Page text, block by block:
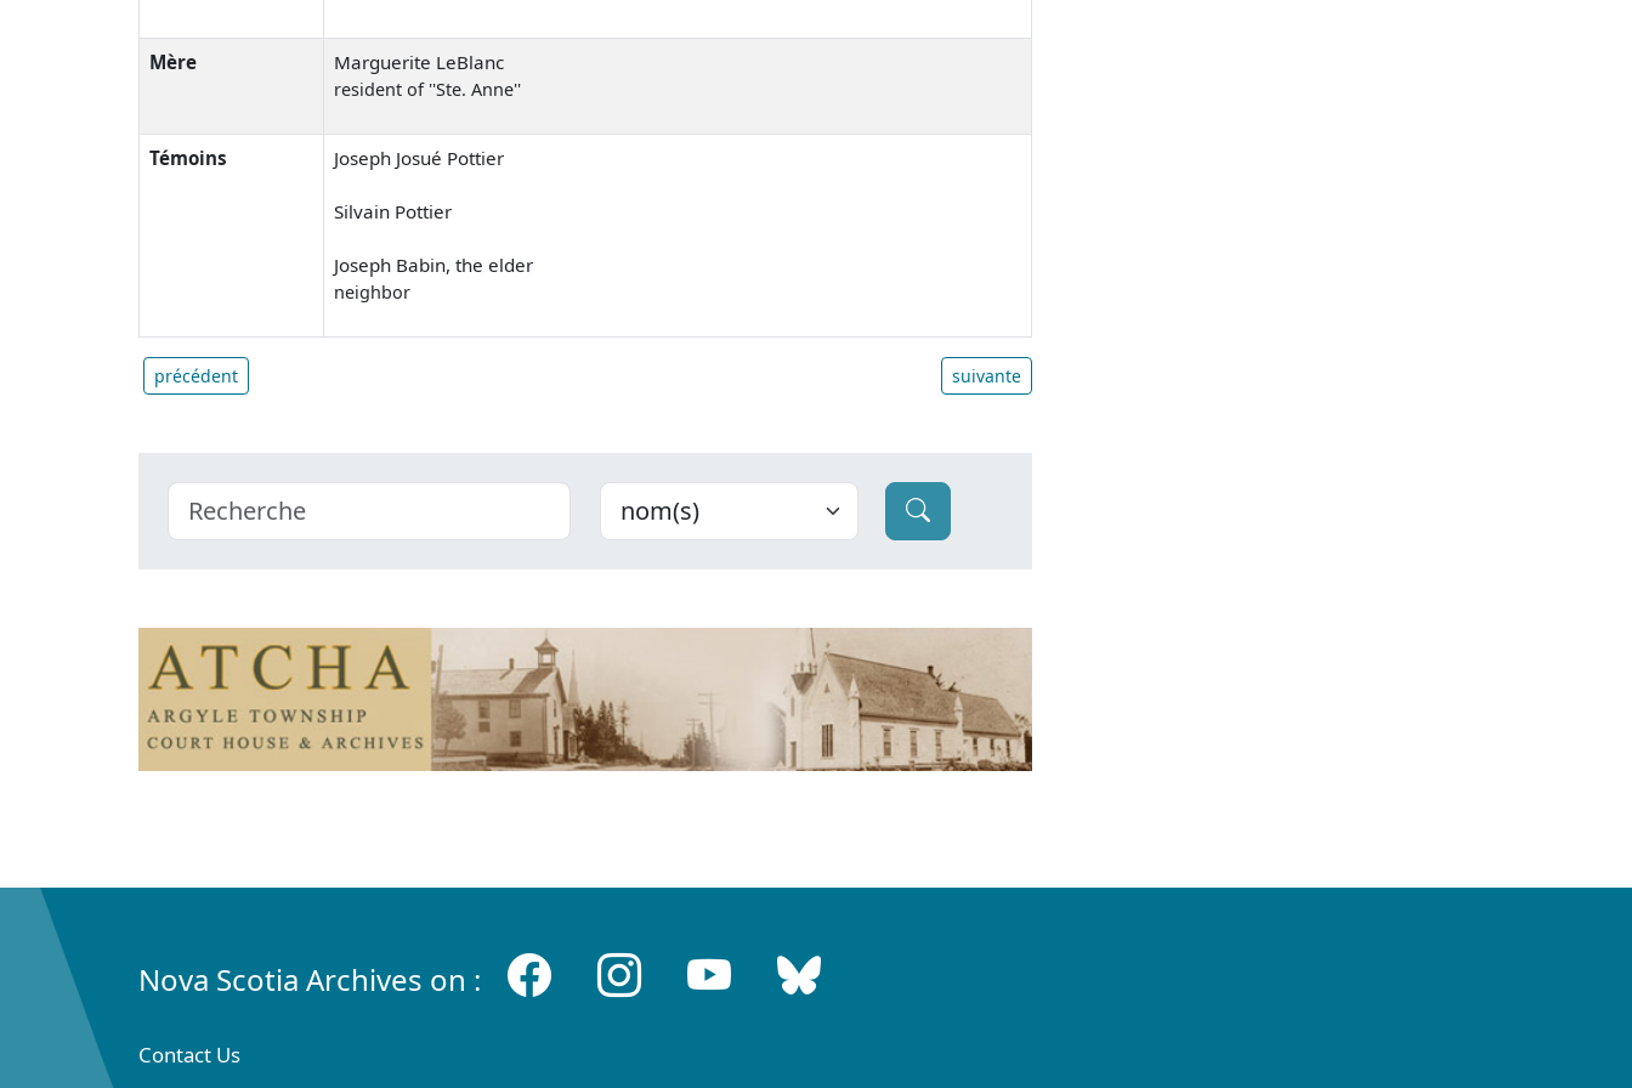
Mère Marguerite LeBlanc
resident of ''Ste. Anne''
Témoins Joseph Josué Pottier
Silvain Pottier
Joseph Babin, the elder
neighbor
précédent suivante
Nova Scotia Archives on :
Contact Us